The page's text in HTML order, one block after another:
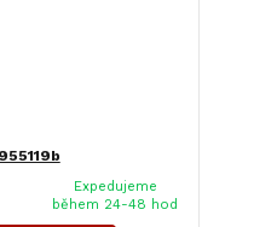
Expedujeme
během 24-48 hod